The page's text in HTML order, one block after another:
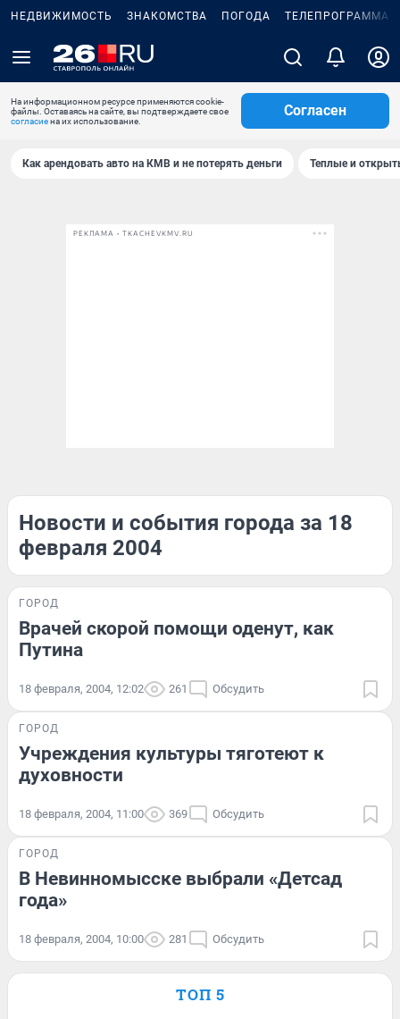
НЕДВИЖИМОСТЬ ЗНАКОМСТВА ПОГОДА ТЕЛЕПРОГРАММА
На информационном ресурсе применяются cookie-
файлы. Оставаясь на сайте, вы подтверждаете свое
согласиена их использование.
Согласен
Как арендовать авто на КМВ и не потерять деньги Теплые и
РЕКЛАМА • TKACHEVKMV.RU
Новости и события города за 18
февраля 2004
ГОРОД
Врачей скорой помощи оденут, как
Путина
18 февраля, 2004, 12:02 261 Обсудить
ГОРОД
Учреждения культуры тяготеют к
духовности
18 февраля, 2004, 11:00 369 Обсудить
ГОРОД
В Невинномысске выбрали «Детсад
года»
18 февраля, 2004, 10:00 281 Обсудить
ТОП 5